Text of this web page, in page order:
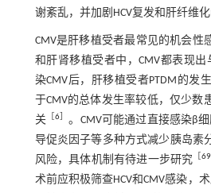
谢紊乱，并加剧HCV复发和肝纤维
CMV是肝移植受者最常见的机会性
和肝肾移植受者中，CMV都表现
染CMV后，肝移植受者PTDM的发
于CMV的总体发生率较低，仅少数
关
6
。CMV可能通过直接感染β
导促炎因子等多种方式减少胰岛素
风险，具体机制有待进一步研究 ［69
术前应积极筛查HCV和CMV感染，